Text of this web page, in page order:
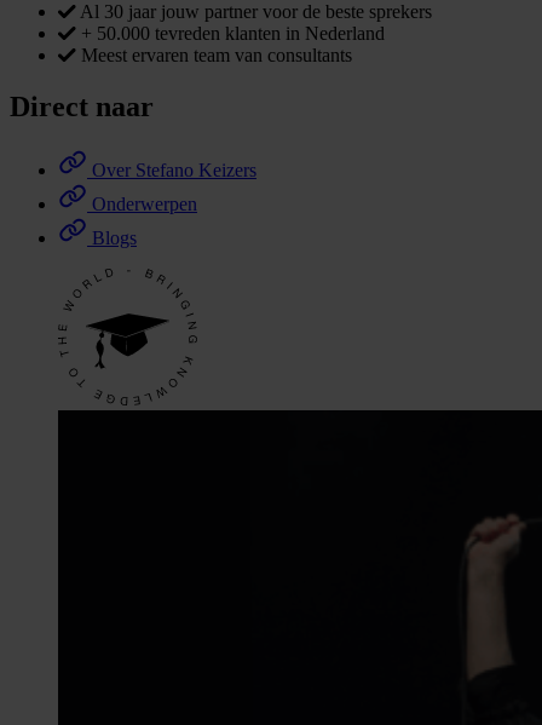
Al 30 jaar jouw partner voor de beste sprekers
+ 50.000 tevreden klanten in Nederland
Meest ervaren team van consultants
Direct naar
Over Stefano Keizers
Onderwerpen
Blogs